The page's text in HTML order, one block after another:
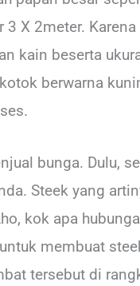
X 2meter.
kain beserta
berwarna
bunga. Dulu,
Steek yang
kok apa
membuat
tersebut di